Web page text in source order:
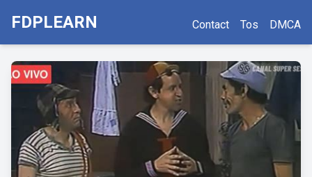
FDPLEARN Contact Tos DMCA